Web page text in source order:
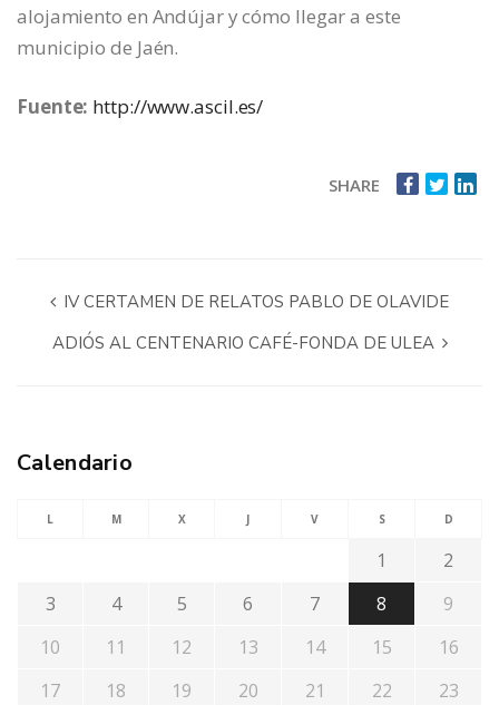
alojamiento en Andújar y cómo llegar a este
municipio de Jaén.
Fuente: http://www.ascil.es/
SHARE
IV CERTAMEN DE RELATOS PABLO DE OLAVIDE
ADIÓS AL CENTENARIO CAFÉ-FONDA DE ULEA
Calendario
L M X J V S D
1
2
3
4 5 6 7 8
9
10
11 12 13 14 15
16
17
18 19 20 21 22
23